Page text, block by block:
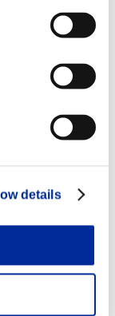
details